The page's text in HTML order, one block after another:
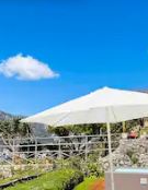
5, 161 отзива